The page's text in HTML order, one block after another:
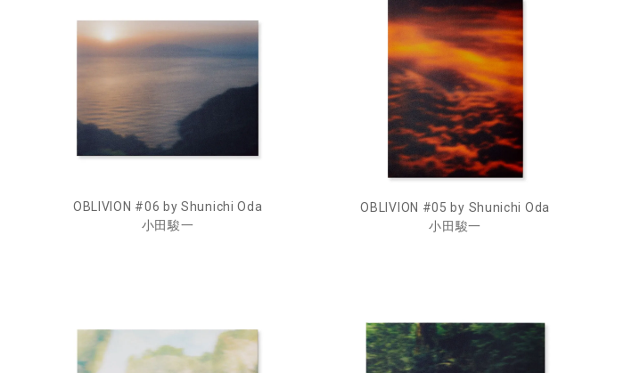
OBLIVION #06 by Shunichi Oda
小田駿一
OBLIVION #05 by Shunichi Oda
小田駿一